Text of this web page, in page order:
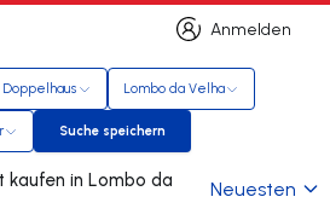
Anmelden
Anmelden
Doppelhaus Lombo da Velha
Suche speichern
Suche speichern
Lombo da Neuesten